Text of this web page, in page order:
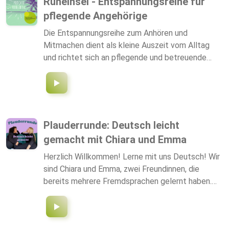
versuchen wir die Forschung kennen zu lernen und
zu verstehen. Wir wünschen euch viel Spaß mit
unserem Podcast und würden uns freuen, wenn ihr
uns weiterempfehlt. Hosted on Acast. See
acast.com/privacy for more information.
pflegende Angehörige
Die Entspannungsreihe zum Anhören und
Mitmachen dient als kleine Auszeit vom Alltag
und richtet sich an pflegende und betreuende
Angehörige und alle Interessierten. In jeder rund
20minütigen Folge befasst sich die
Gerontotherapeutin und Entspannungspädagogin
Entspannungsübungen zum Mitmachen an oder
erfreut mit einem Gedicht. Wir wünschen viel
Freude beim Anhören!
Plauderrunde: Deutsch leicht
gemacht mit Chiara und Emma
Herzlich Willkommen! Lerne mit uns Deutsch! Wir
sind Chiara und Emma, zwei Freundinnen, die
bereits mehrere Fremdsprachen gelernt haben.
Aufgrund unserer Erfahrungen wissen wir, wie man
leicht eine neue Sprache erlernt. Wir freuen uns,
dich mit diesem Podcast beim Deutschlernen zu